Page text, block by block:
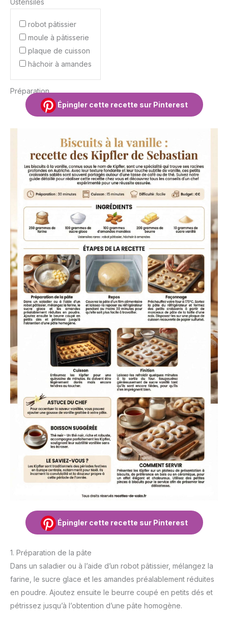
Ustensiles
robot pâtissier
moule à pâtisserie
plaque de cuisson
hâchoir à amandes
Préparation
Épingler cette recette sur Pinterest
Épingler cette recette sur Pinterest
1. Préparation de la pâte
Dans un saladier ou à l’aide d’un robot pâtissier, mélangez la
farine, le sucre glace et les amandes préalablement réduites
en poudre. Ajoutez ensuite le beurre coupé en petits dés et
pétrissez jusqu’à l’obtention d’une pâte homogène.